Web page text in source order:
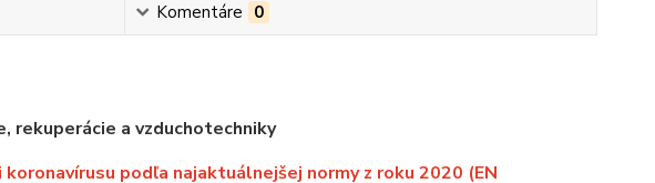
Komentáre 0
rekuperácie a vzduchotechniky
podľa najaktuálnejšej normy z roku 2020 (EN